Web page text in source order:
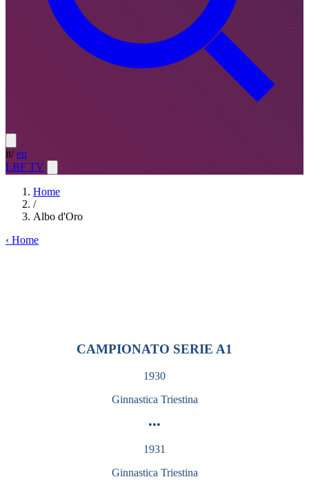
it/ en
LBF TV
Home
/
Albo d'Oro
‹ Home
CAMPIONATO SERIE A1
1930
Ginnastica Triestina
•••
1931
Ginnastica Triestina